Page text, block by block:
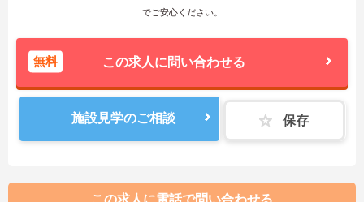
でご安心ください。
無料 この求人に問い合わせる
施設見学のご相談 保存
この求人に電話で問い合わせる